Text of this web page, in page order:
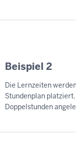
Beispiel 2
Die Lernzeiten
Stundenplan
Doppelstunden